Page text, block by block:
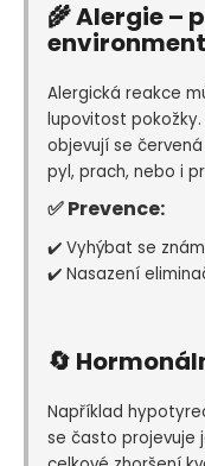
🌾 Alergie –
Alergická reakce
lupovitost
objevují se
pyl, prach, nebo i
✅ Prevence:
✔️ Vyhýbat se
✔️ Nasazení
🔄
Například
se často projevuje